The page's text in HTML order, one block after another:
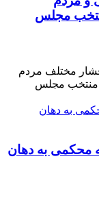
مجلس‌
مختلف مردم
منتخب مجلس
محکمی به دهان